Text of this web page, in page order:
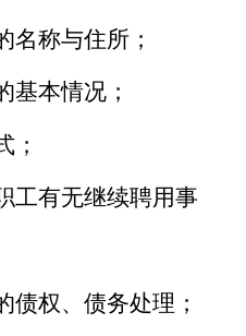
名称与住所；
基本情况；
；
工有无继续聘用事
债权、债务处理；